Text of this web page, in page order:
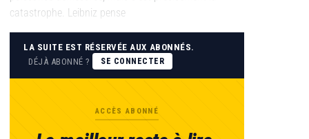
catastrophe. Leibniz pense
LA SUITE EST RÉSERVÉE AUX ABONNÉS.
DÉJÀ ABONNÉ ?
SE CONNECTER
ACCÈS ABONNÉ